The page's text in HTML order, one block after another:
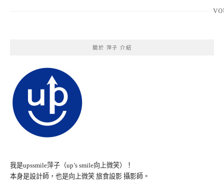
關於 萍子 介紹
我是upssmile萍子（up’s smile向上微笑）！
本身是設計師，也是向上微笑 旅食設影 攝影師。